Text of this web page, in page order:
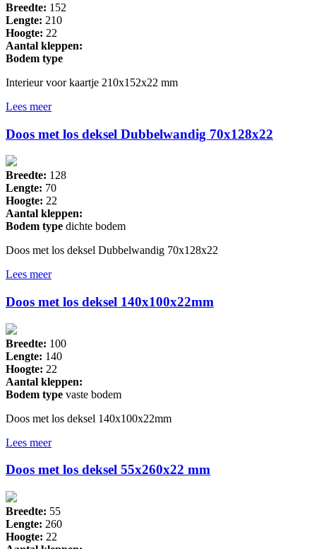
Breedte: 152
Lengte: 210
Hoogte: 22
Aantal kleppen:
Bodem type
Interieur voor kaartje 210x152x22 mm
Lees meer
Doos met los deksel Dubbelwandig 70x128x22
Breedte: 128
Lengte: 70
Hoogte: 22
Aantal kleppen:
Bodem type dichte bodem
Doos met los deksel Dubbelwandig 70x128x22
Lees meer
Doos met los deksel 140x100x22mm
Breedte: 100
Lengte: 140
Hoogte: 22
Aantal kleppen:
Bodem type vaste bodem
Doos met los deksel 140x100x22mm
Lees meer
Doos met los deksel 55x260x22 mm
Breedte: 55
Lengte: 260
Hoogte: 22